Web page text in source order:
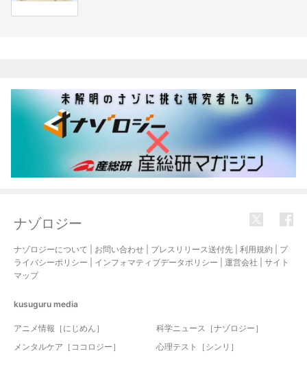
ナゾロジー
ナゾロジーについて お問い合わせ プレスリリース送付先 利用規約
プ
ライバシーポリシー
インフォマティブデータポリシー 運営会社
サイト
マップ
kusuguru media
アニメ情報［にじめん］
科学ニュース［ナゾロジー］
メンタルケア［ココロジー］
心理テスト［シンリ］